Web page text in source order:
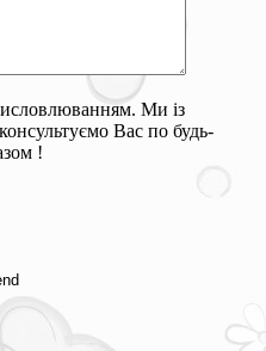
Ми із
Вас по будь-
!